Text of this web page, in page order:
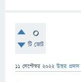
0
টি ভোট
11 সেপ্টেম্বর 2022 উত্তর প্রদান